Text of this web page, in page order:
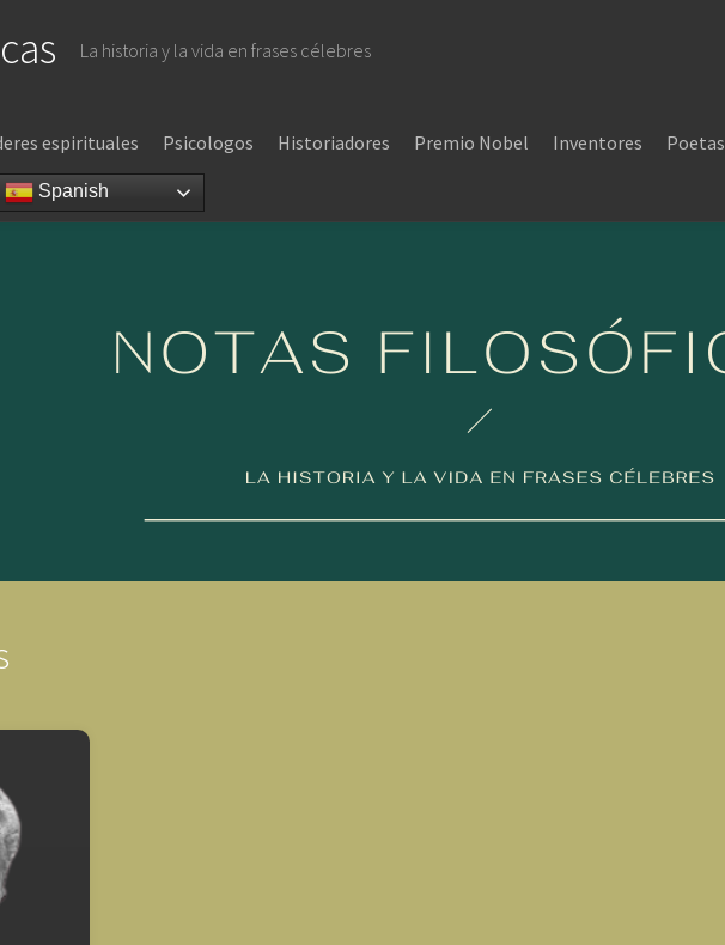
La historia y la vida en frases célebres
espirituales Psicologos Historiadores Premio Nobel Inventores Poetas
Spanish